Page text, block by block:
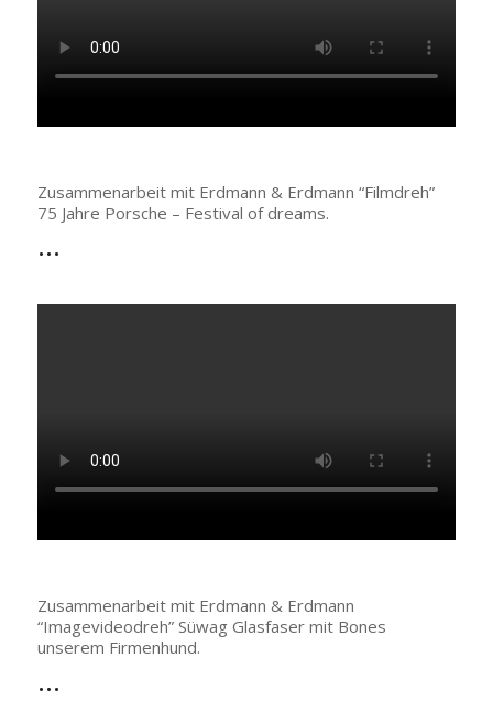
Zusammenarbeit mit Erdmann & Erdmann “Filmdreh”
75 Jahre Porsche – Festival of dreams.
…
Zusammenarbeit mit Erdmann & Erdmann
“Imagevideodreh” Süwag Glasfaser mit Bones
unserem Firmenhund.
…